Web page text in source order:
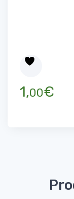
1,00€